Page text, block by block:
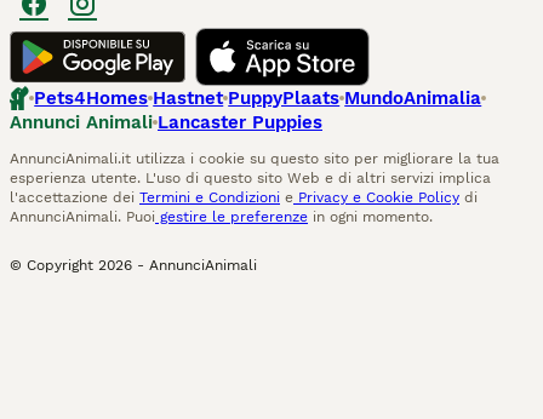
Pets4Homes Hastnet PuppyPlaats MundoAnimalia
Annunci Animali Lancaster Puppies
AnnunciAnimali.it utilizza i cookie su questo sito per migliorare la tua
esperienza utente. L'uso di questo sito Web e di altri servizi implica
l'accettazione dei Termini e Condizioni e Privacy e Cookie Policy di
AnnunciAnimali. Puoi gestire le preferenze in ogni momento.
© Copyright 2026 - AnnunciAnimali